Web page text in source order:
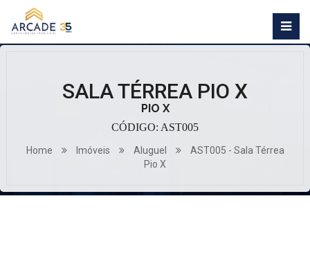
SALA TÉRREA PIO X
PIO X
CÓDIGO: AST005
Home Imóveis Aluguel
AST005 - Sala Térrea
Pio X